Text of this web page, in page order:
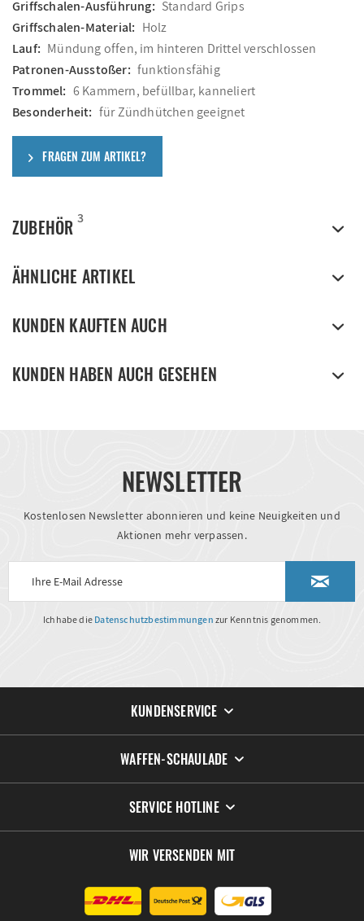
Griffschalen-Ausführung: Standard Grips
Griffschalen-Material: Holz
Lauf: Mündung offen, im hinteren Drittel verschlossen
Patronen-Ausstoßer: funktionsfähig
Trommel: 6 Kammern, befüllbar, kanneliert
Besonderheit: für Zündhütchen geeignet
FRAGEN ZUM ARTIKEL?
ZUBEHÖR 3
ÄHNLICHE ARTIKEL
KUNDEN KAUFTEN AUCH
KUNDEN HABEN AUCH GESEHEN
NEWSLETTER
Kostenlosen Newsletter abonnieren und keine Neuigkeiten und
Aktionen mehr verpassen.
Ich habe die Datenschutzbestimmungen zur Kenntnis genommen.
KUNDENSERVICE
WAFFEN-SCHAULADE
SERVICE HOTLINE
WIR VERSENDEN MIT